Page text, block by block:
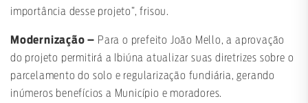
importância desse projeto”, frisou.
Modernização – Para o prefeito João Mello, a aprovação
do projeto permitirá a Ibiúna atualizar suas diretrizes sobre o
parcelamento do solo e regularização fundiária, gerando
inúmeros benefícios a Município e moradores.